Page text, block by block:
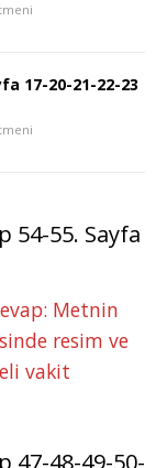
17-20-21-22-23
54-55. Sayfa
Metnin
resim ve
vakit
47-48-49-50-